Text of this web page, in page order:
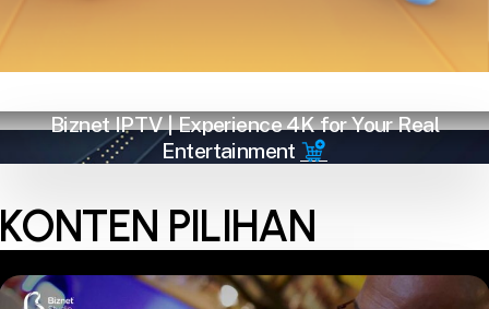
Biznet IPTV | Experience 4K for Your Real
Entertainment
PILIHAN